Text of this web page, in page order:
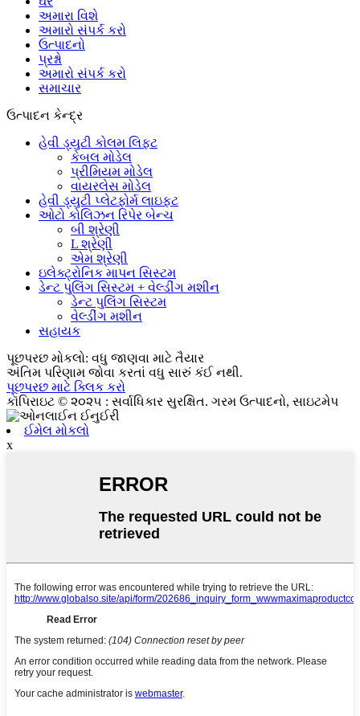
અમારા વિશે
અમારો સંપર્ક કરો
ઉત્પાદનો
પ્રશ્નો
અમારો સંપર્ક કરો
સમાચાર
ઉત્પાદન કેન્દ્ર
હેવી ડ્યુટી કોલમ લિફ્ટ
કેબલ મોડેલ
પ્રીમિયમ મોડેલ
વાયરલેસ મોડેલ
હેવી ડ્યુટી પ્લેટફોર્મ લાઇફટ
ઓટો કોલિઝન રિપેર બેન્ચ
બી શ્રેણી
L શ્રેણી
એમ શ્રેણી
ઇલેક્ટ્રોનિક માપન સિસ્ટમ
ડેન્ટ પુલિંગ સિસ્ટમ + વેલ્ડીંગ મશીન
ડેન્ટ પુલિંગ સિસ્ટમ
વેલ્ડીંગ મશીન
સહાયક
પૂછપરછ મોકલો: વધુ જાણવા માટે તૈયાર
અંતિમ પરિણામ જોવા કરતાં વધુ સારું કંઈ નથી.
પૂછપરછ માટે ક્લિક કરો
કૉપિરાઇટ © ૨૦૨૫ : સર્વાધિકાર સુરક્ષિત. ગરમ ઉત્પાદનો, સાઇટમેપ
ઈમેલ મોકલો
x